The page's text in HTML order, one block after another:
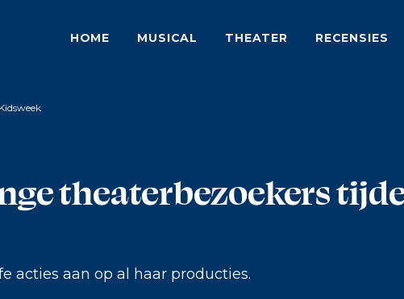
HOME MUSICAL THEATER RECENSIES
theaterbezoekers
acties aan op al haar producties.